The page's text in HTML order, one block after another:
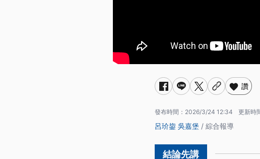
讚
發布時間： 2026/3/24 12:34 更新時
呂玠鋆 吳嘉堡 / 綜合報導